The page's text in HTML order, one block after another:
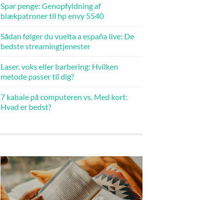
Spar penge: Genopfyldning af
blækpatroner til hp envy 5540
Sådan følger du vuelta a españa live: De
bedste streamingtjenester
Laser, voks eller barbering: Hvilken
metode passer til dig?
7 kabale på computeren vs. Med kort:
Hvad er bedst?